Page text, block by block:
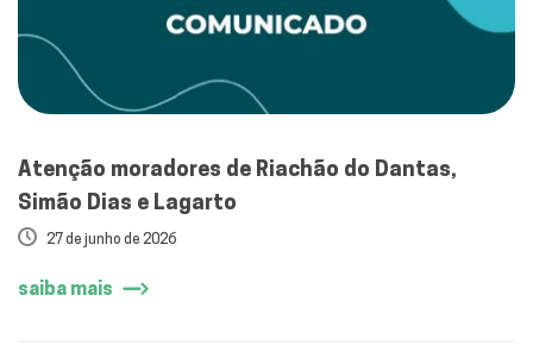
Atenção moradores de Riachão do Dantas,
Simão Dias e Lagarto
27 de junho de 2026
saiba mais